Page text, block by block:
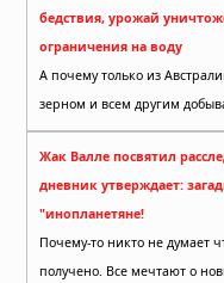
бедствия, урожай
ограничения на воду
А почему только из
зерном и всем другим
Жак Валле посвятил
дневник утверждает:
"инопланетяне!
Почему-то никто не думает